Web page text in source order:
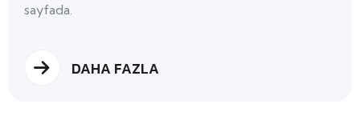
sayfada.
DAHA FAZLA